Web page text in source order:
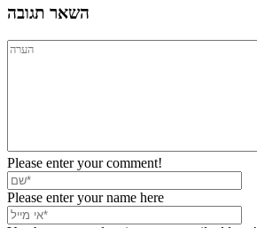
השאר תגובה
Please enter your comment!
Please enter your name here